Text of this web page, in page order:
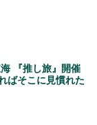
『推し旅』開催
ばそこに見慣れた